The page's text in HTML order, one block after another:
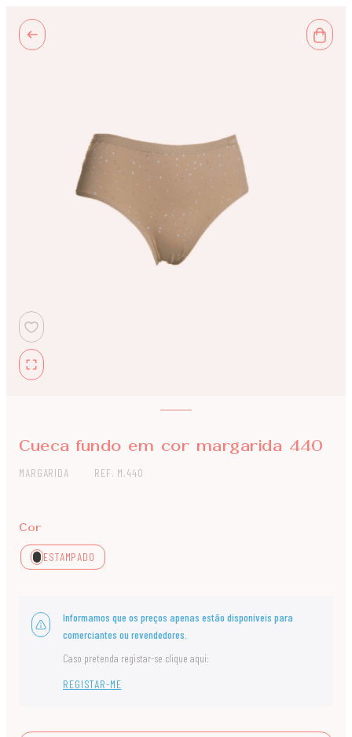
Cueca fundo em cor margarida 440
MARGARIDA REF. M.440
Cor
ESTAMPADO
Informamos que os preços apenas estão disponíveis para
comerciantes ou revendedores.
Caso pretenda registar-se clique aqui:
REGISTAR-ME